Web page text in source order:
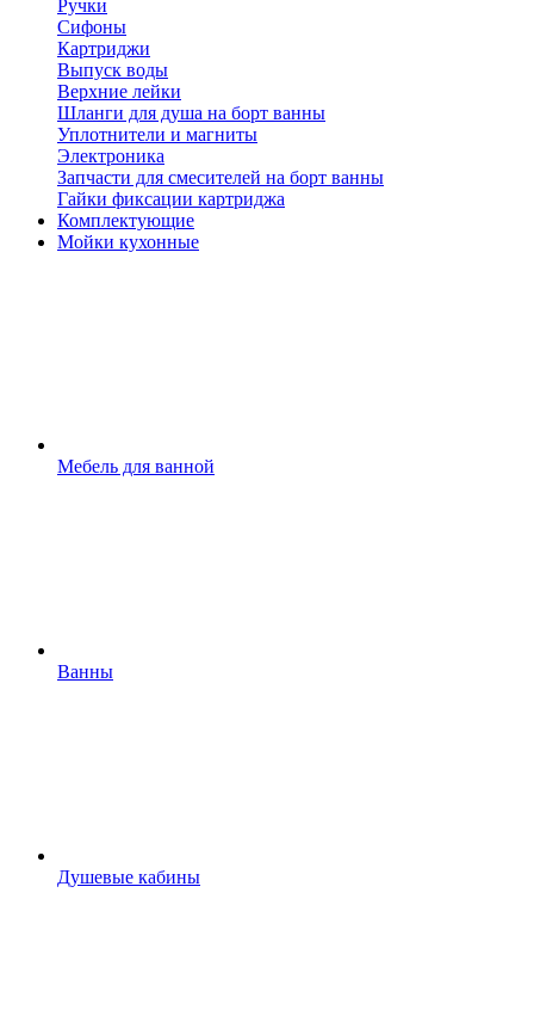
Ручки
Сифоны
Картриджи
Выпуск воды
Верхние лейки
Шланги для душа на борт ванны
Уплотнители и магниты
Электроника
Запчасти для смесителей на борт ванны
Гайки фиксации картриджа
Комплектующие
Мойки кухонные
Мебель для ванной
Ванны
Душевые кабины